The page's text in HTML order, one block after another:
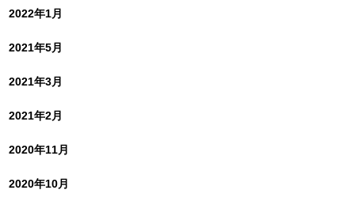
2022年1月
2021年5月
2021年3月
2021年2月
2020年11月
2020年10月